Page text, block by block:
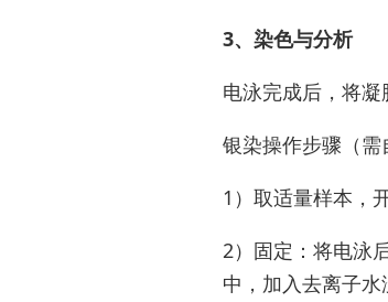
3、染色与分析
电泳完成后，将凝
银染操作步骤（
1）取适量样本，
2）固定：将电泳
中，加⼊去离⼦